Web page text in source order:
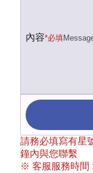
內容*必填
請務必填寫有星
鐘內與您聯繫
※ 客服服務時間